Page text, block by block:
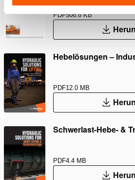
PDF506.8 KB
Hebelösungen –
PDF12.0 MB
Schwerlast-Hebe- &
PDF4.4 MB